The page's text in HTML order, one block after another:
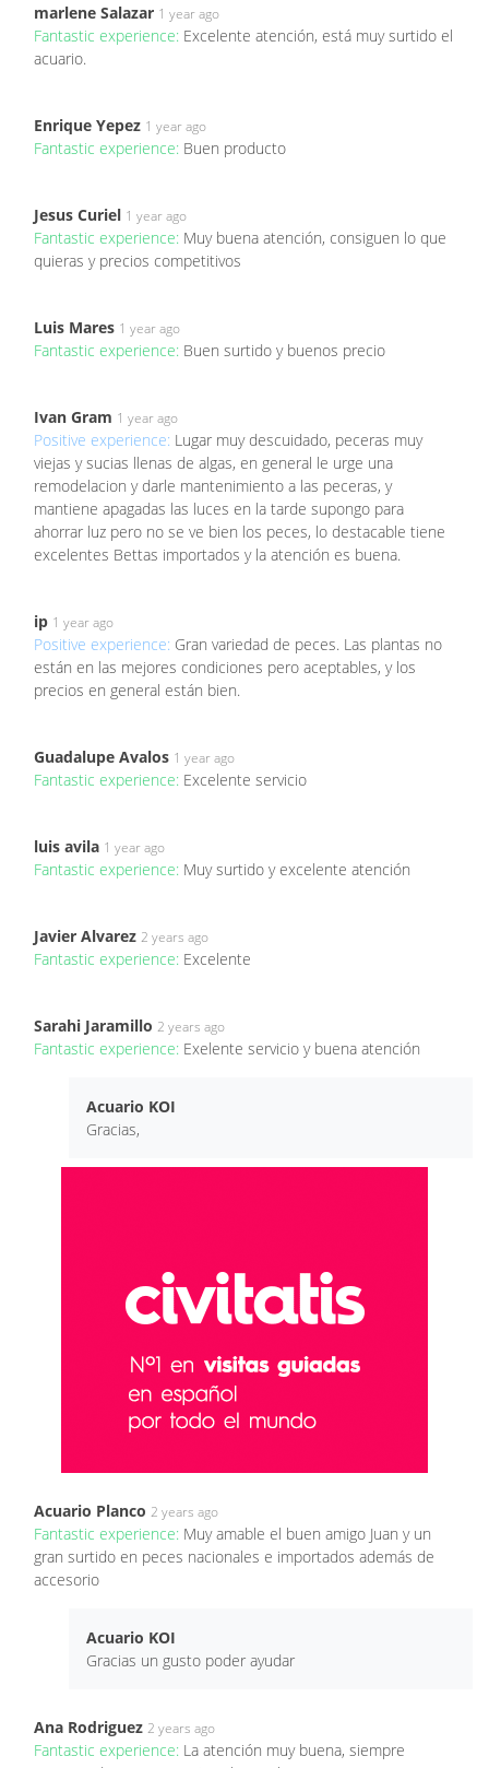
marlene Salazar 1 year ago
Fantastic experience: Excelente atención, está muy surtido el
acuario.
Enrique Yepez 1 year ago
Fantastic experience: Buen producto
Jesus Curiel 1 year ago
Fantastic experience: Muy buena atención, consiguen lo que
quieras y precios competitivos
Luis Mares 1 year ago
Fantastic experience: Buen surtido y buenos precio
Ivan Gram 1 year ago
Positive experience: Lugar muy descuidado, peceras muy
viejas y sucias llenas de algas, en general le urge una
remodelacion y darle mantenimiento a las peceras, y
mantiene apagadas las luces en la tarde supongo para
ahorrar luz pero no se ve bien los peces, lo destacable tiene
excelentes Bettas importados y la atención es buena.
ip 1 year ago
Positive experience: Gran variedad de peces. Las plantas no
están en las mejores condiciones pero aceptables, y los
precios en general están bien.
Guadalupe Avalos 1 year ago
Fantastic experience: Excelente servicio
luis avila 1 year ago
Fantastic experience: Muy surtido y excelente atención
Javier Alvarez 2 years ago
Fantastic experience: Excelente
Sarahi Jaramillo 2 years ago
Fantastic experience: Exelente servicio y buena atención
Acuario KOI
Gracias,
Acuario Planco 2 years ago
Fantastic experience: Muy amable el buen amigo Juan y un
gran surtido en peces nacionales e importados además de
accesorio
Acuario KOI
Gracias un gusto poder ayudar
Ana Rodriguez 2 years ago
Fantastic experience: La atención muy buena, siempre